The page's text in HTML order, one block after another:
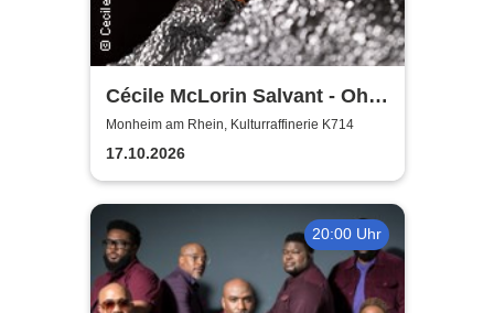
Cécile McLorin Salvant - Oh
Snap - Germany 2026
Monheim am Rhein, Kulturraffinerie K714
17.10.2026
20:00 Uhr